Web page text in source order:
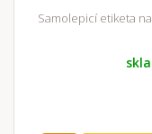
Samolepicí etiketa